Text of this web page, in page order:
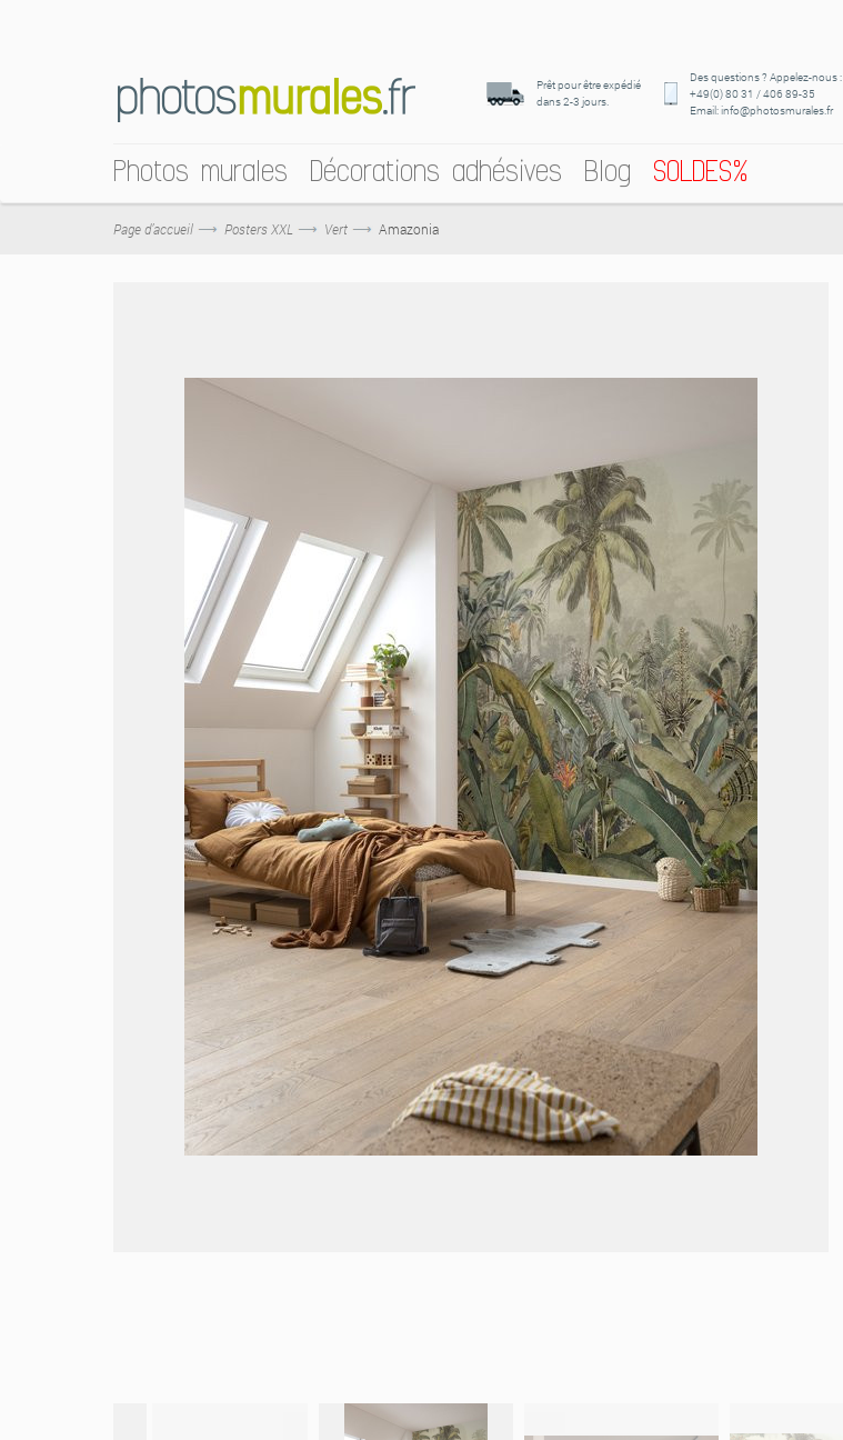
Prêt pour être expédié
dans 2-3 jours.
Des questions ? Appelez-nous :
+49(0) 80 31 / 406 89-35
Email: info@photosmurales.fr
Photos murales Décorations adhésives Blog SOLDES%
Page d’accueil Posters XXL Vert Amazonia